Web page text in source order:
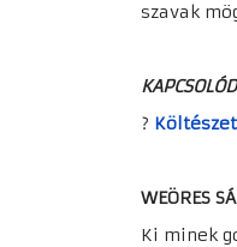
szavak
?
WEÖRES
Ki minek